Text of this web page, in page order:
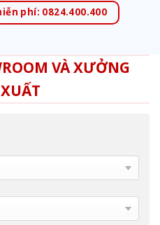
phí: 0824.400.400
VÀ XƯỞNG